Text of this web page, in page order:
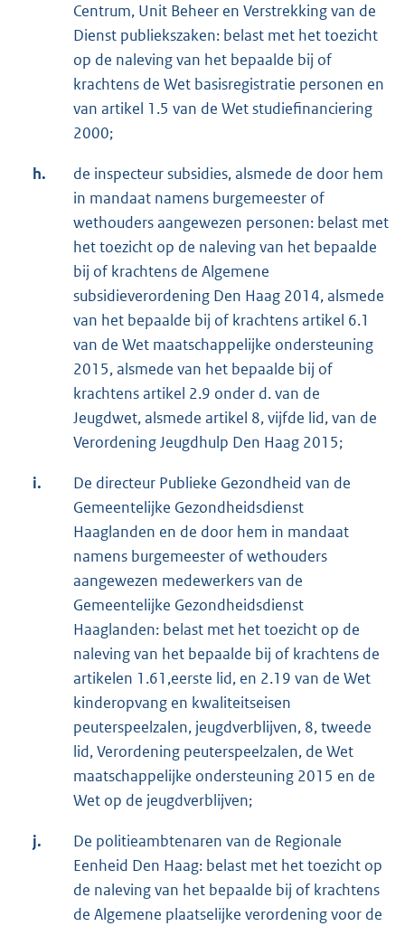
Centrum, Unit Beheer en Verstrekking van de
Dienst publiekszaken: belast met het toezicht
op de naleving van het bepaalde bij of
krachtens de Wet basisregistratie personen en
van artikel 1.5 van de Wet studiefinanciering
2000;
h.
de inspecteur subsidies, alsmede de door hem
in mandaat namens burgemeester of
wethouders aangewezen personen: belast met
het toezicht op de naleving van het bepaalde
bij of krachtens de Algemene
subsidieverordening Den Haag 2014, alsmede
van het bepaalde bij of krachtens artikel 6.1
van de Wet maatschappelijke ondersteuning
2015, alsmede van het bepaalde bij of
krachtens artikel 2.9 onder d. van de
Jeugdwet, alsmede artikel 8, vijfde lid, van de
Verordening Jeugdhulp Den Haag 2015;
i.
De directeur Publieke Gezondheid van de
Gemeentelijke Gezondheidsdienst
Haaglanden en de door hem in mandaat
namens burgemeester of wethouders
aangewezen medewerkers van de
Gemeentelijke Gezondheidsdienst
Haaglanden: belast met het toezicht op de
naleving van het bepaalde bij of krachtens de
artikelen 1.61,eerste lid, en 2.19 van de Wet
kinderopvang en kwaliteitseisen
peuterspeelzalen, jeugdverblijven, 8, tweede
lid, Verordening peuterspeelzalen, de Wet
maatschappelijke ondersteuning 2015 en de
Wet op de jeugdverblijven;
j.
De politieambtenaren van de Regionale
Eenheid Den Haag: belast met het toezicht op
de naleving van het bepaalde bij of krachtens
de Algemene plaatselijke verordening voor de